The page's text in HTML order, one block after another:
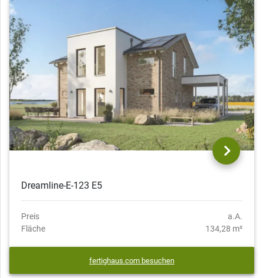
Dreamline-E-123 E5
Preis
a.A.
Fläche
134,28 m²
fertighaus.com besuchen